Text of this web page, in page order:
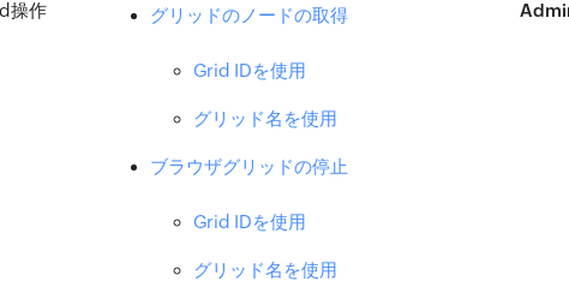
操作 グリッドのノードの取得
Grid IDを使用
グリッド名を使用
ブラウザグリッドの停止
Grid IDを使用
グリッド名を使用